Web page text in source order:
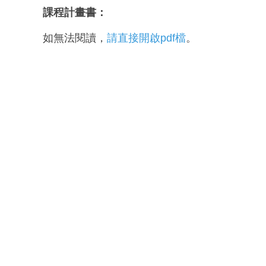
課程計畫書：
如無法閱讀， 請直接開啟pdf檔。